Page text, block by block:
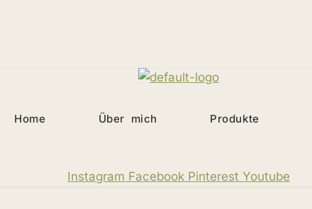
Home Über mich Produkte
Instagram Facebook Pinterest Youtube